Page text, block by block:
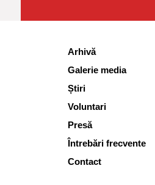
Arhivă
Galerie media
Știri
Voluntari
Presă
Întrebări frecvente
Contact